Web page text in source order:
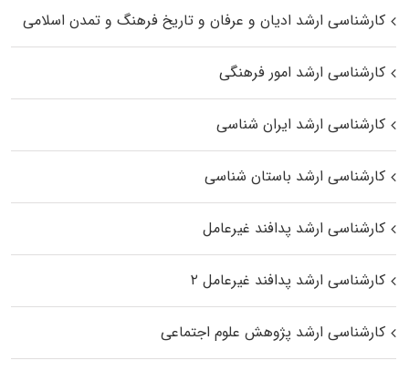
کارشناسی ارشد ادیان و عرفان و تاریخ فرهنگ و تمدن اسلامی
کارشناسی ارشد امور فرهنگی
کارشناسی ارشد ایران شناسی
کارشناسی ارشد باستان شناسی
کارشناسی ارشد پدافند غیرعامل
کارشناسی ارشد پدافند غیرعامل ۲
کارشناسی ارشد پژوهش علوم اجتماعی